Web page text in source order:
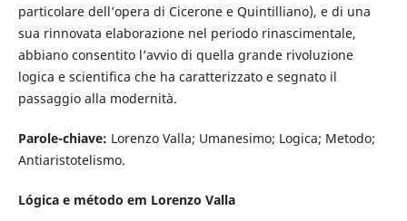
particolare dell’opera di Cicerone e Quintilliano), e di una
sua rinnovata elaborazione nel periodo rinascimentale,
abbiano consentito l’avvio di quella grande rivoluzione
logica e scientifica che ha caratterizzato e segnato il
passaggio alla modernità.
Parole-chiave: Lorenzo Valla; Umanesimo; Logica; Metodo;
Antiaristotelismo.
Lógica e método em Lorenzo Valla